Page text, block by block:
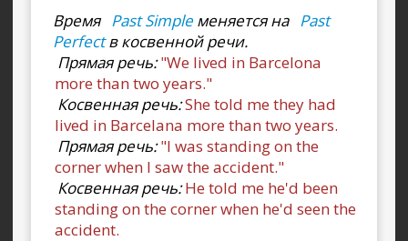
Время Past Simpleменяется на Past
Perfectв косвенной речи.
Прямая речь:"We lived in Barcelona
more than two years."
Косвенная речь:She told me they had
lived in Barcelana more than two years.
Прямая речь:"I was standing on the
corner when I saw the accident."
Косвенная речь:He told me he'd been
standing on the corner when he'd seen the
accident.